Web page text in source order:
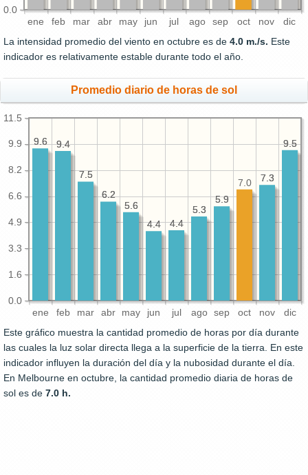
ene feb mar abr may jun jul ago sep oct nov dic
0.0
La intensidad promedio del viento en octubre es de 4.0 m./s. Este
indicador es relativamente estable durante todo el año.
Promedio diario de horas de sol
ene feb mar abr may jun jul ago sep oct nov dic
0.0
1.6
3.3
4.9
6.6
8.2
9.9
11.5
9.5
7.3
5.9
5.3
4.4
4.4
5.6
6.2
7.5
9.4
9.6 9.5
7.3
7.0
5.9
5.3
4.4
4.4
5.6
6.2
7.5
9.4
9.6
Este gráfico muestra la cantidad promedio de horas por día durante
las cuales la luz solar directa llega a la superficie de la tierra. En este
indicador influyen la duración del día y la nubosidad durante el día.
En Melbourne en octubre, la cantidad promedio diaria de horas de
sol es de 7.0 h.